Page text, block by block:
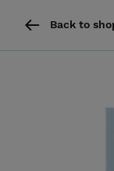
Back to